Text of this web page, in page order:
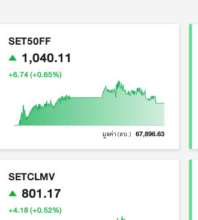
SET50FF
1,040.11
+6.74 (+0.65%)
มูลค่า (ลบ.) 67,896.63
SETCLMV
801.17
+4.18 (+0.52%)